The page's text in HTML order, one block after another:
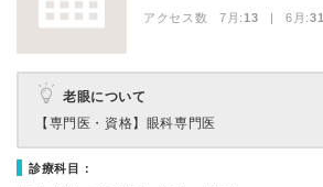
アクセス数 7月:13 | 6月:31
老眼について
【専門医・資格】 眼科専門医
診療科目：